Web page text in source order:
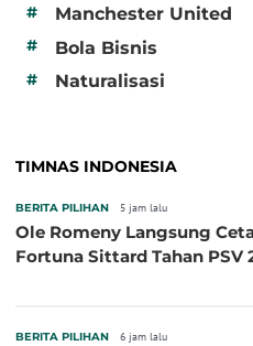
# Manchester United
# Bola Bisnis
# Naturalisasi
TIMNAS INDONESIA
BERITA PILIHAN 5 jam lalu
Ole Romeny Langsung
Fortuna Sittard Tahan PSV
BERITA PILIHAN 6 jam lalu